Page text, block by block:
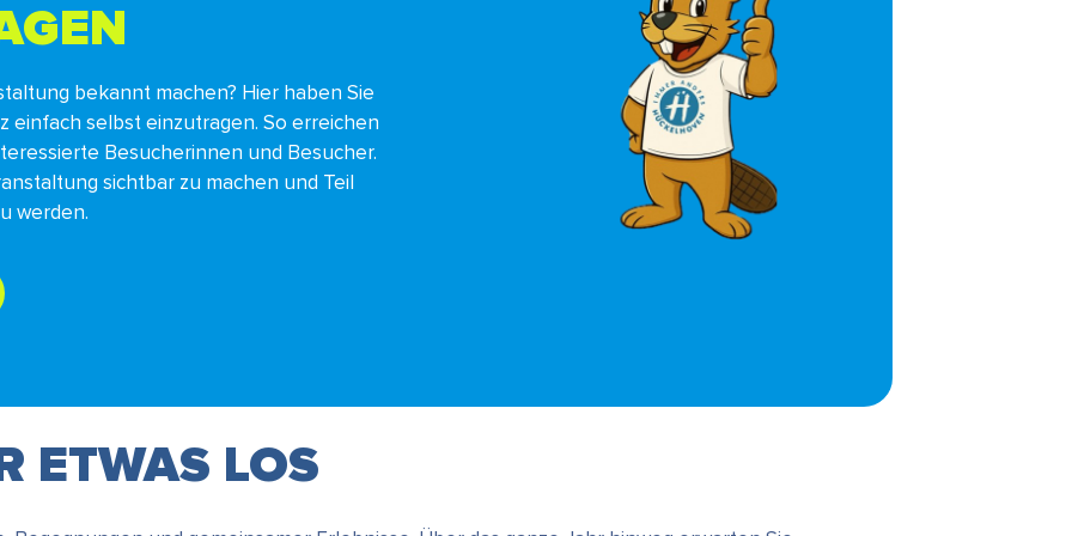
bekannt machen? Hier haben Sie
einfach selbst einzutragen. So erreichen
Besucherinnen und Besucher.
sichtbar zu machen und Teil
werden.
ETWAS LOS